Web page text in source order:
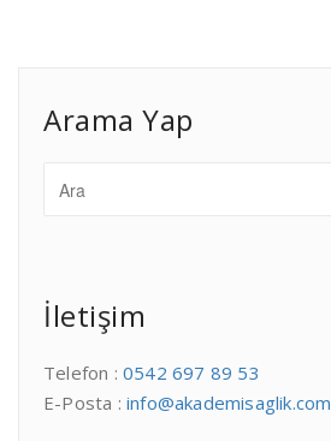
Arama Yap
İletişim
Telefon : 0542 697 89 53
E-Posta : info@akademisaglik.com